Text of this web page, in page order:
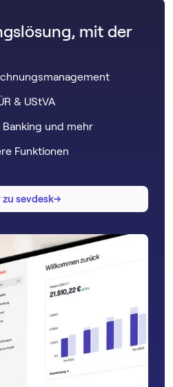
mit der
& UStVA
und mehr
Funktionen
zu sevdesk→
→